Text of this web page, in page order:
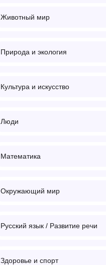
Животный мир
Природа и экология
Культура и искусство
Люди
Математика
Окружающий мир
Русский язык / Развитие речи
Здоровье и спорт